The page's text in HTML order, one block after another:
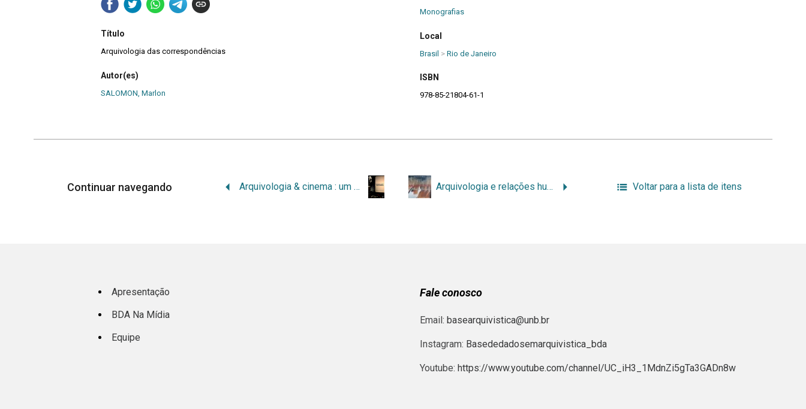
Título
Arquivologia das correspondências
Autor(es)
SALOMON, Marlon
Monografias
Local
Brasil > Rio de Janeiro
ISBN
978-85-21804-61-1
Continuar navegando Arquivologia & cinema : um olhar arquivístico sobre narrativas fílmicas Arquivologia e relações humanas Voltar para a lista de itens
Apresentação
BDA Na Mídia
Equipe
Fale conosco
Email: basearquivistica@unb.br
Instagram: Basededadosemarquivistica_bda
Youtube: https://www.youtube.com/channel/UC_iH3_1MdnZi5gTa3GADn8w